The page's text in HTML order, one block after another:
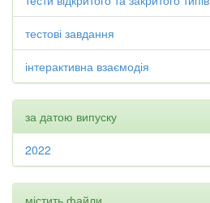
тестові завдання
інтерактивна взаємодія
за датою випуску
2022
містить файли